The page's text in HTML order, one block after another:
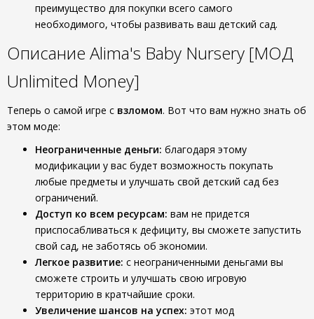
преимущество для покупки всего самого
необходимого, чтобы развивать ваш детский сад.
Описание Alima's Baby Nursery [МОД
Unlimited Money]
Теперь о самой игре с взломом. Вот что вам нужно знать об
этом моде:
Неограниченные деньги: благодаря этому
модификации у вас будет возможность покупать
любые предметы и улучшать свой детский сад без
ограничений.
Доступ ко всем ресурсам: вам не придется
приспосабливаться к дефициту, вы сможете запустить
свой сад, не заботясь об экономии.
Легкое развитие: с неограниченными деньгами вы
сможете строить и улучшать свою игровую
территорию в кратчайшие сроки.
Увеличение шансов на успех: этот мод